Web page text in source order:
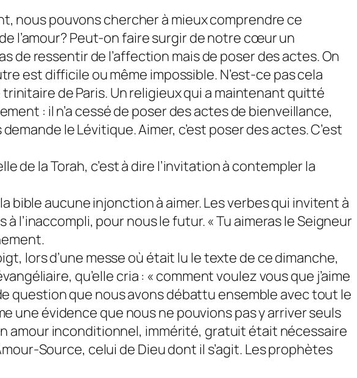
nous pouvons chercher à mieux comprendre ce
l’amour? Peut-on faire surgir de notre cœur un
de ressentir de l’affection mais de poser des actes. On
est difficile ou même impossible. N’est-ce pas cela
de Paris. Un religieux qui a maintenant quitté
: il n’a cessé de poser des actes de bienveillance,
le Lévitique. Aimer, c’est poser des actes. C’est
la Torah, c’est à dire l’invitation à contempler la
bible aucune injonction à aimer. Les verbes qui invitent à
l’inaccompli, pour nous le futur. « Tu aimeras le Seigneur
lors d’une messe où était lu le texte de ce dimanche,
qu’elle cria : « comment voulez vous que j’aime
question que nous avons débattu ensemble avec tout le
une évidence que nous ne pouvions pas y arriver seuls
amour inconditionnel, immérité, gratuit était nécessaire
Source, celui de Dieu dont il s’agit. Les prophètes